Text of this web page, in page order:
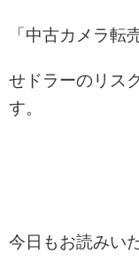
「中古カメラ転
せドラーのリス
す。
今日もお読みい